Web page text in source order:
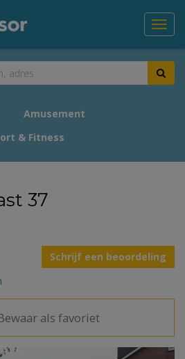
Amusement
& Fitness
37
Schrijf een beoordeling
als favoriet